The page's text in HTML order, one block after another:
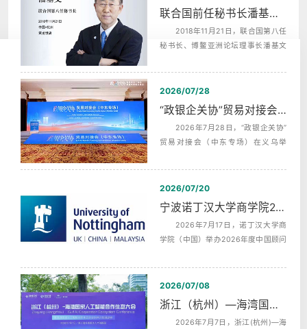
联合国前任秘书长潘基文西湖和平之夜同声传译翻译
2018年11月21日，联合国第八任
秘书长、博鳌亚洲论坛理事长潘基文
夫...
2026/07/28
“政银企关协”贸易对接会（中东专场）中英文同声传译翻译
2026年7月28日，“政银企关协”
贸易对接会（中东专场）在义乌举
动提供...
2026/07/20
宁波诺丁汉大学商学院2026年度中国顾问委员会第二次会议同声传译
2026年7月17日，诺丁汉大学商
学院（中国）举办2026年度中国顾问
为上午...
2026/07/08
浙江（杭州）—海湾国家人工智能合作生态发布会AI机器英语同传
2026年7月7日，浙江(杭州)—海